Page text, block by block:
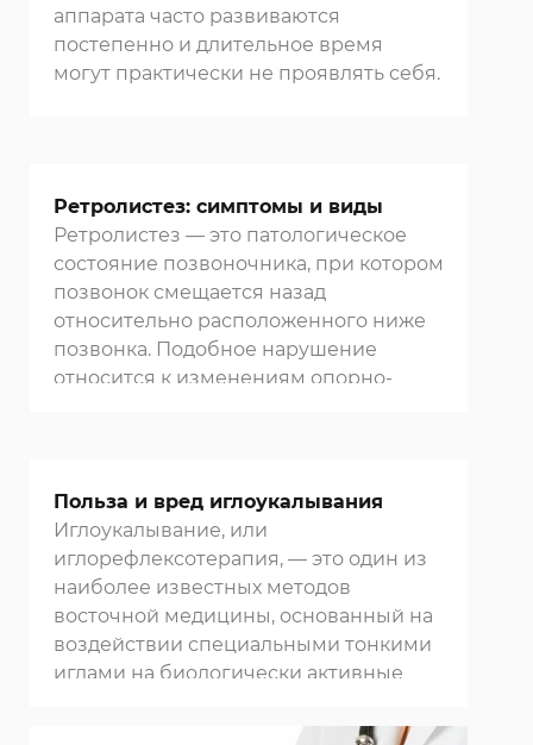
аппарата часто развиваются
постепенно и длительное время
могут практически не проявлять себя.
Ретролистез: симптомы и виды
Ретролистез — это патологическое
состояние позвоночника, при котором
позвонок смещается назад
относительно расположенного ниже
позвонка. Подобное нарушение
относится к изменениям опорно-
нарушением работы нервных
структур.
Польза и вред иглоукалывания
Иглоукалывание, или
иглорефлексотерапия, — это один из
наиболее известных методов
восточной медицины, основанный на
воздействии специальными тонкими
иглами на биологически активные